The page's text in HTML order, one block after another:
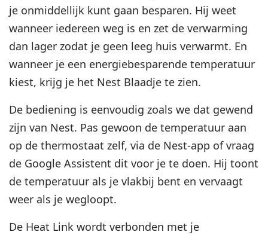
je onmiddellijk kunt gaan besparen. Hij weet
wanneer iedereen weg is en zet de verwarming
dan lager zodat je geen leeg huis verwarmt. En
wanneer je een energiebesparende temperatuur
kiest, krijg je het Nest Blaadje te zien.
De bediening is eenvoudig zoals we dat gewend
zijn van Nest. Pas gewoon de temperatuur aan
op de thermostaat zelf, via de Nest-app of vraag
de Google Assistent dit voor je te doen. Hij toont
de temperatuur als je vlakbij bent en vervaagt
weer als je wegloopt.
De Heat Link wordt verbonden met je